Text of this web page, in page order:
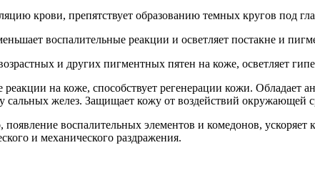
крови, препятствует образованию темных кругов под
воспалительные реакции и осветляет постакне и
и других пигментных пятен на коже, осветляет
реакции на коже, способствует регенерации кожи.
сальных желез. Защищает кожу от воздействий
появление воспалительных элементов и комедонов,
и механического раздражения.